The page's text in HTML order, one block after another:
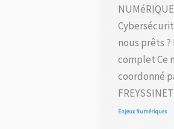
nous prêts
complet Ce
coordonné
Enjeux Numériques